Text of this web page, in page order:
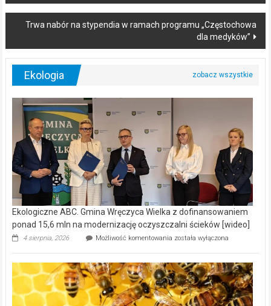
Trwa nabór na stypendia w ramach programu „Częstochowa
dla medyków”
Ekologia
Ekologiczne ABC. Gmina Wręczyca Wielka z dofinansowaniem
ponad 15,6 mln na modernizację oczyszczalni ścieków [wideo]
4 sierpnia, 2026 Możliwość komentowania Ekologiczne
Wręczyca
Wielka
z
dofinansowaniem
została wyłączona